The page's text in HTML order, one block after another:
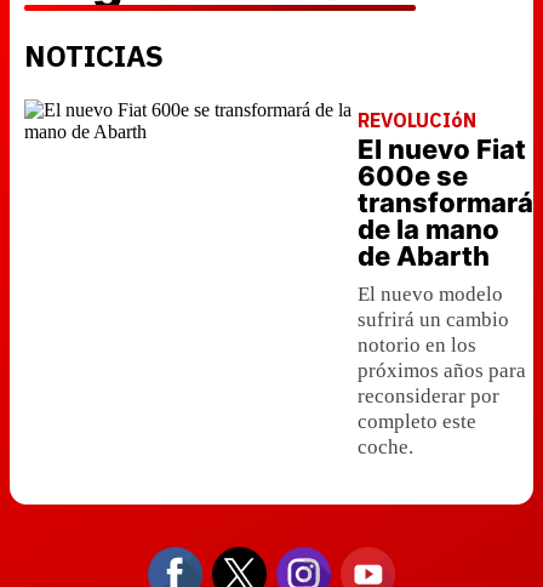
NOTICIAS
REVOLUCIóN
El nuevo Fiat
600e se
transformará
de la mano
de Abarth
El nuevo modelo
sufrirá un cambio
notorio en los
próximos años para
reconsiderar por
completo este
coche.